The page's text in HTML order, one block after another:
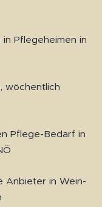
Pflegeheimen in
wöchentlich
Pflege-Bedarf in
Anbieter in Wein-